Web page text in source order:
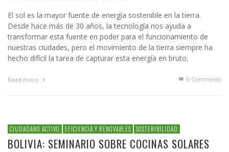
El sol es la mayor fuente de energía sostenible en la tierra.
Desde hace más de 30 años, la tecnología nos ayuda a
transformar esta fuente en poder para el funcionamiento de
nuestras ciudades, pero el movimiento de la tierra siempre ha
hecho difícil la tarea de capturar esta energía en bruto.
Read more 0 Comments
CIUDADANO ACTIVO EFICIENCIA Y RENOVABLES SOSTENIBILIDAD
BOLIVIA: SEMINARIO SOBRE COCINAS SOLARES